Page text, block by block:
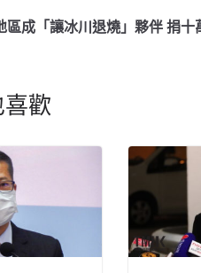
區成「讓冰川退燒」夥伴 捐十
歡